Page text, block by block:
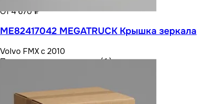
От 4 670 ₽
ME82417042 MEGATRUCK Крышка зеркала
Volvo FMX с 2010
Посмотреть все варианты ( 1 )